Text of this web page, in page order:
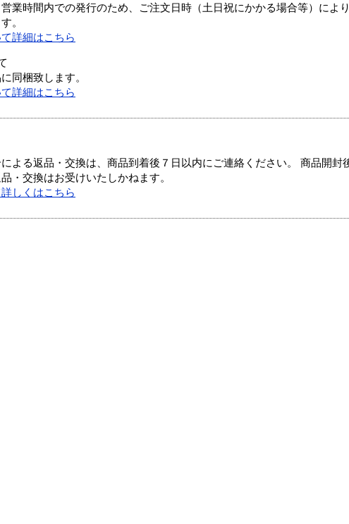
業時間内での発行のため、ご注文日時（土日祝にかかる場合等）によ
。
詳細はこちら
同梱致します。
詳細はこちら
よる返品・交換は、商品到着後７日以内にご連絡ください。 商品開封
・交換はお受けいたしかねます。
しくはこちら